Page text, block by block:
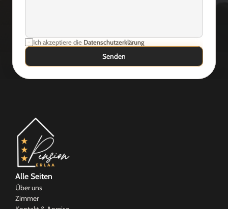
Ich akzeptiere die Datenschutzerklärung
Senden
Alle Seiten
Über uns
Zimmer